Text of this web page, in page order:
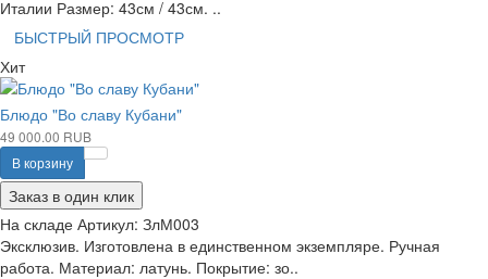
Италии Размер: 43см / 43см. ..
БЫСТРЫЙ ПРОСМОТР
Хит
Блюдо "Во славу Кубани"
49 000.00 RUB
В корзину
Заказ в один клик
На складе Артикул: ЗлМ003
Эксклюзив. Изготовлена в единственном экземпляре. Ручная
работа. Материал: латунь. Покрытие: зо..